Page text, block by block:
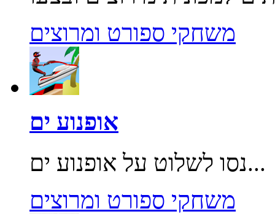
משחקי ספורט ומרוצים
אופנוע ים
נסו לשלוט על אופנוע ים...
משחקי ספורט ומרוצים